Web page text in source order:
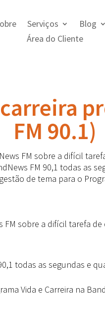
Serviços Blog
Área do Cliente
FM 90.1)
FM sobre a difícil
FM 90,1 todas as
de tema para o
sobre a difícil tarefa
todas as segundas e
Vida e Carreira na